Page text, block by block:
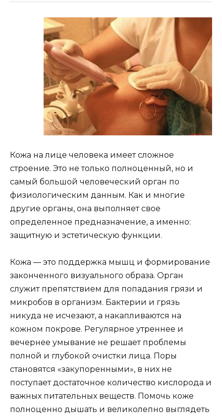
Кожа на лице человека имеет сложное
строение. Это не только полноценный, но и
самый большой человеческий орган по
физиологическим данным. Как и многие
другие органы, она выполняет свое
определенное предназначение, а именно:
защитную и эстетическую функции.
Кожа — это поддержка мышц и формирование
законченного визуального образа. Орган
служит препятствием для попадания грязи и
микробов в организм. Бактерии и грязь
никуда не исчезают, а накапливаются на
кожном покрове. Регулярное утреннее и
вечернее умывание не решает проблемы
полной и глубокой очистки лица. Поры
становятся «закупоренными», в них не
поступает достаточное количество кислорода и
важных питательных веществ. Помочь коже
полноценно дышать и великолепно выглядеть